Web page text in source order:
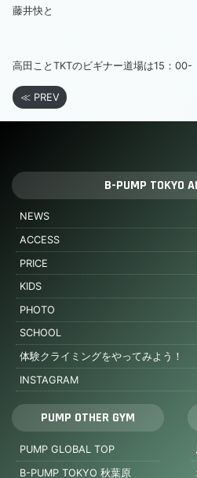
藤井快と
高田ことTKTのビギナー道場は15：00-
≪ PREV
B-PUMP TOKYO
NEWS
ACCESS
PRICE
KIDS
PHOTO
SCHOOL
体験クライミングをやってみよう！
INSTAGRAM
PUMP OTHER GYM
PUMP GLOBAL TOP
B-PUMP TOKYO 秋葉原